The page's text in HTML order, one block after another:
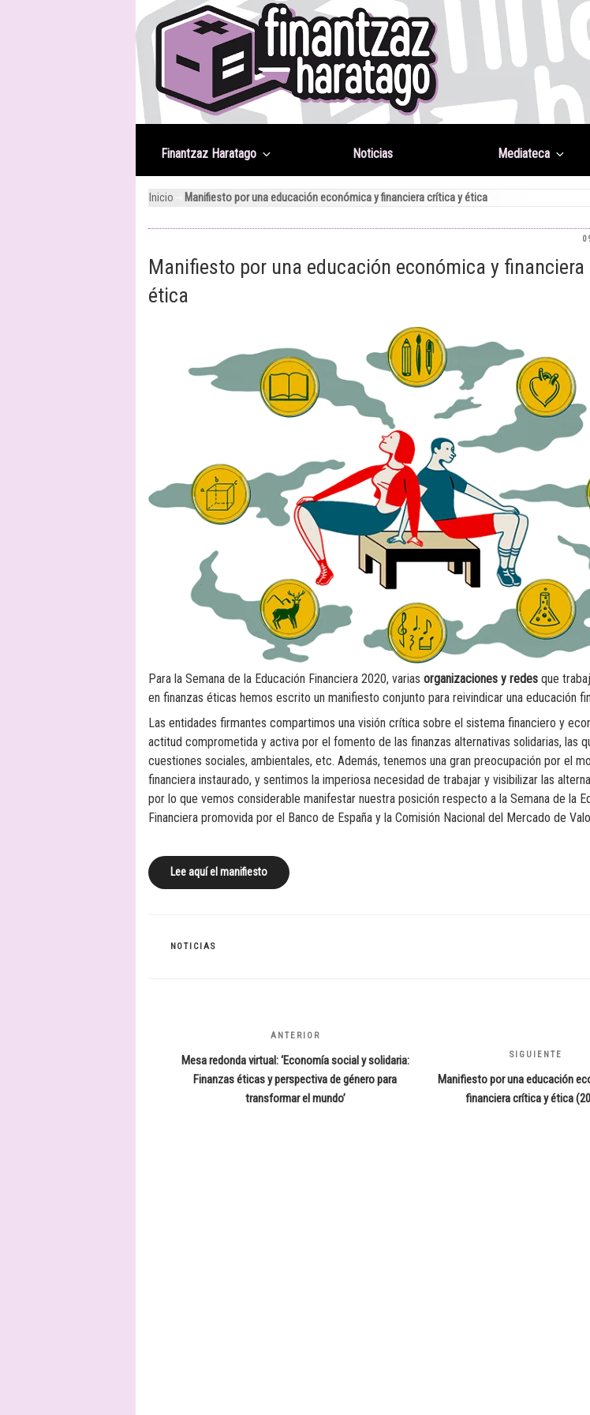
Saltar
al
contenido
Finantzaz Haratago Noticias Mediateca
Inicio Manifiesto por una educación económica y financiera crítica y ética
Manifiesto por una educación económica y
ética
Para la Semana de la Educación Financiera 2020, varias organizaciones y redes que
en finanzas éticas hemos escrito un manifiesto conjunto para reivindicar una educación
Las entidades firmantes compartimos una visión crítica sobre el sistema financiero y
actitud comprometida y activa por el fomento de las finanzas alternativas solidarias, las
cuestiones sociales, ambientales, etc. Además, tenemos una gran preocupación por el
financiera instaurado, y sentimos la imperiosa necesidad de trabajar y visibilizar las
por lo que vemos considerable manifestar nuestra posición respecto a la Semana de la
Financiera promovida por el Banco de España y la Comisión Nacional del Mercado de
Lee aquí el manifiesto
CATEGORÍAS
NOTICIAS
entradas
Entrada
anterior:
ANTERIOR
Mesa redonda virtual: ‘Economía social y solidaria:
Finanzas éticas y perspectiva de género para
transformar el mundo’
Siguiente
entrada
SIGUIENTE
Manifiesto por una educación
financiera crítica y ética